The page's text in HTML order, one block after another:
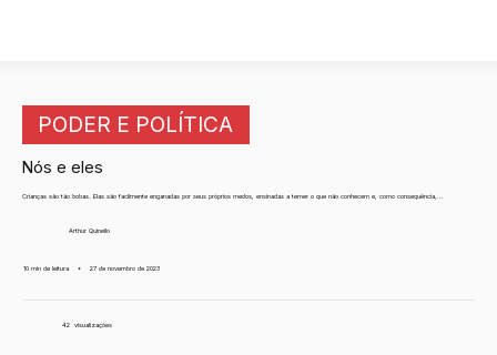
PODER E POLÍTICA
Nós e eles
Crianças são tão bobas. Elas são facilmente enganadas por seus próprios medos, ensinadas a temer o que não conhecem e, como consequência,...
Arthur Quinello
10 min de leitura • 27 de novembro de 2023
42 visualizações